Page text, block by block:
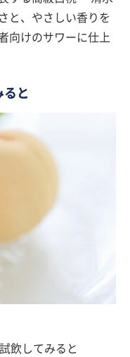
と、やさしい香りを
向けのサワーに仕上
と
飲してみると